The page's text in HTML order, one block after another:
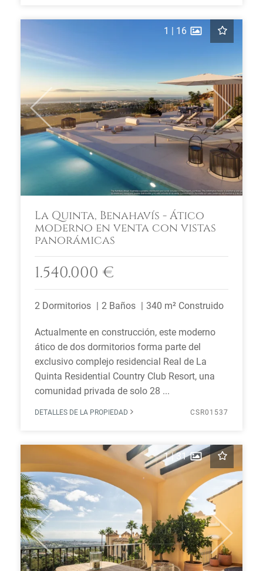
Previous Next
1 | 16
La Quinta, Benahavís - Ático
moderno en venta con vistas
panorámicas
1.540.000 €
2 Dormitorios 2 Baños 340 m² Construido
Actualmente en construcción, este moderno
ático de dos dormitorios forma parte del
exclusivo complejo residencial Real de La
Quinta Residential Country Club Resort, una
comunidad privada de solo 28 ...
DETALLES DE LA PROPIEDAD CSR01537
Previous Next
1|31